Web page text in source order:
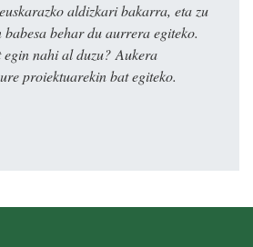
aldizkari bakarra, eta zu
behar du aurrera egiteko.
nahi al duzu? Aukera
proiektuarekin bat egiteko.